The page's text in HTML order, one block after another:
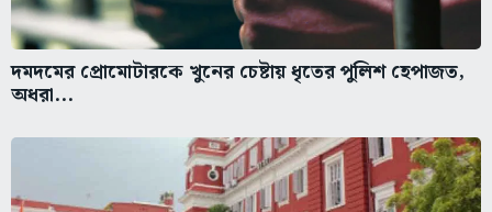
দমদমের প্রোমোটারকে খুনের চেষ্টায় ধৃতের পুলিশ হেপাজত,
অধরা...